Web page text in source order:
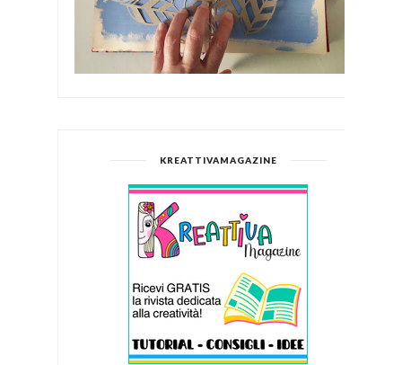
KREATTIVAMAGAZINE